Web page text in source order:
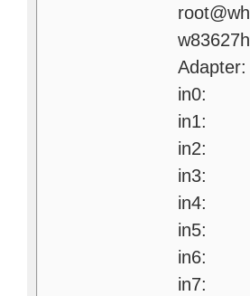
in0:
in1:
in2:
in3:
in4:
in5:
in6:
in7: